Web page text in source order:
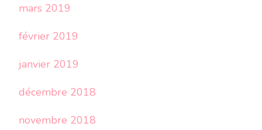
mars 2019
février 2019
janvier 2019
décembre 2018
novembre 2018